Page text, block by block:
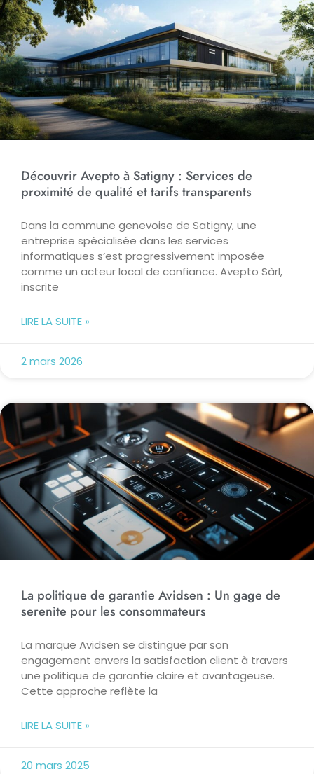
Découvrir Avepto à Satigny : Services de
proximité de qualité et tarifs transparents
Dans la commune genevoise de Satigny, une
entreprise spécialisée dans les services
informatiques s’est progressivement imposée
comme un acteur local de confiance. Avepto Sàrl,
inscrite
LIRE LA SUITE »
2 mars 2026
La politique de garantie Avidsen : Un gage de
serenite pour les consommateurs
La marque Avidsen se distingue par son
engagement envers la satisfaction client à travers
une politique de garantie claire et avantageuse.
Cette approche reflète la
LIRE LA SUITE »
20 mars 2025